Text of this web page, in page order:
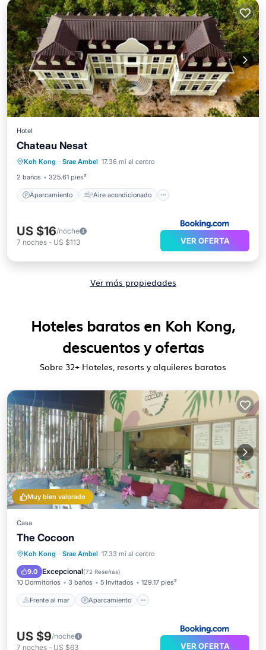
Hotel
Chateau Nesat
Koh Kong · Srae Ambel 17.36 mi al centro
2 baños
325.61 pies²
Aparcamiento Aire acondicionado
Aparcamiento
Internet
Apto para niños
US $16/noche
7 noches - US $113 VER OFERTA
Ver más propiedades
Hoteles baratos en Koh Kong,
descuentos y ofertas
Sobre 32+ Hoteles, resorts y alquileres baratos
Muy bien valorado
Casa
The Cocoon
Koh Kong · Srae Ambel 17.33 mi al centro
9.0 Excepcional(72 Reseñas)
10 Dormitorios 3 baños 5 Invitados 129.17 pies²
Frente al mar Aparcamiento
Frente al mar Aparcamiento
Vista al mar
US $9/noche
7 noches - US $63 VER OFERTA